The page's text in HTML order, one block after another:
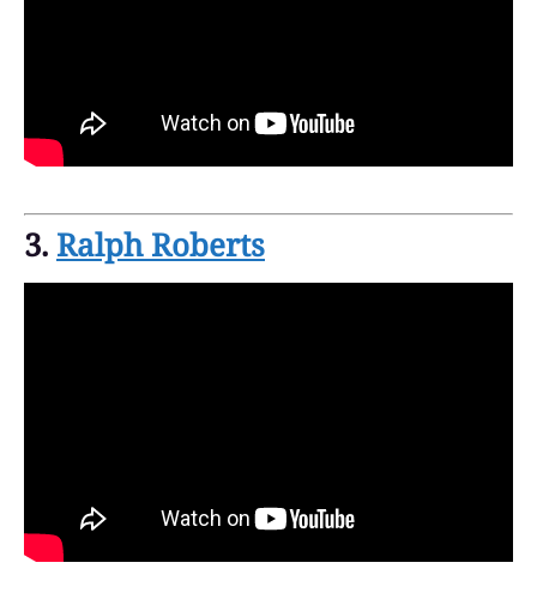
3. Ralph Roberts